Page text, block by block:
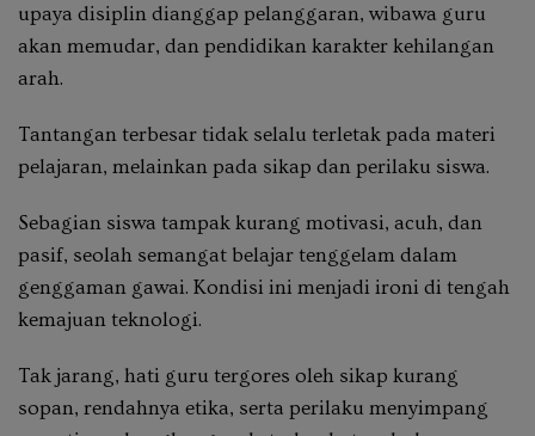
upaya disiplin dianggap pelanggaran, wibawa guru
akan memudar, dan pendidikan karakter kehilangan
arah.
Tantangan terbesar tidak selalu terletak pada materi
pelajaran, melainkan pada sikap dan perilaku siswa.
Sebagian siswa tampak kurang motivasi, acuh, dan
pasif, seolah semangat belajar tenggelam dalam
genggaman gawai. Kondisi ini menjadi ironi di tengah
kemajuan teknologi.
Tak jarang, hati guru tergores oleh sikap kurang
sopan, rendahnya etika, serta perilaku menyimpang